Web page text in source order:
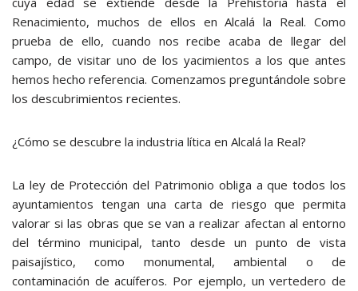
Renacimiento, muchos de ellos en Alcalá la Real. Como
prueba de ello, cuando nos recibe acaba de llegar del
campo, de visitar uno de los yacimientos a los que antes
hemos hecho referencia. Comenzamos preguntándole sobre
los descubrimientos recientes.
¿Cómo se descubre la industria lítica en Alcalá la Real?
La ley de Protección del Patrimonio obliga a que todos los
ayuntamientos tengan una carta de riesgo que permita
valorar si las obras que se van a realizar afectan al entorno
del término municipal, tanto desde un punto de vista
paisajístico, como monumental, ambiental o de
contaminación de acuíferos. Por ejemplo, un vertedero de